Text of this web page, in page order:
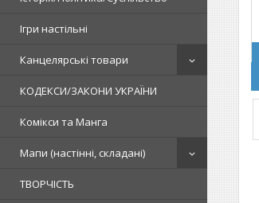
Ігри настільні
Канцелярські товари
КОДЕКСИ/ЗАКОНИ УКРАЇНИ
Комікси та Манга
Мапи (настінні, складані)
ТВОРЧІСТЬ